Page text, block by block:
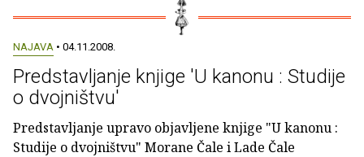
NAJAVA • 04.11.2008.
Predstavljanje knjige 'U kanonu : Studije
o dvojništvu'
Predstavljanje upravo objavljene knjige "U kanonu :
Studije o dvojništvu" Morane Čale i Lade Čale